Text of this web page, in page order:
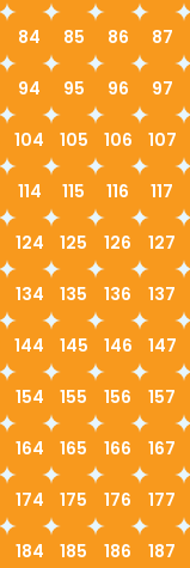
84 85 86 87
94 95 96 97
104 105 106 107
114 115 116 117
124 125 126 127
134 135 136 137
144 145 146 147
154 155 156 157
164 165 166 167
174 175 176 177
184 185 186 187